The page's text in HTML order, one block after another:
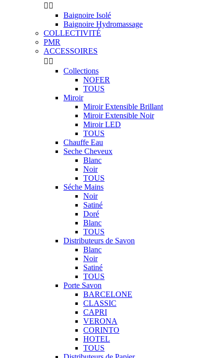
 
Baignoire Isolé
Baignoire Hydromassage
COLLECTIVITÉ
PMR
ACCESSOIRES
 
Collections
NOFER
TOUS
Miroir
Miroir Extensible Brillant
Miroir Extensible Noir
Miroir LED
TOUS
Chauffe Eau
Seche Cheveux
Blanc
Noir
TOUS
Séche Mains
Noir
Satiné
Doré
Blanc
TOUS
Distributeurs de Savon
Blanc
Noir
Satiné
TOUS
Porte Savon
BARCELONE
CLASSIC
CAPRI
VERONA
CORINTO
HOTEL
TOUS